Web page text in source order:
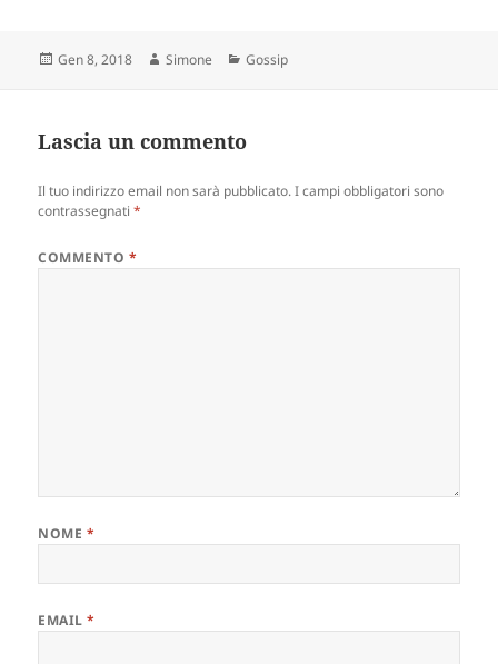
Scritto
Gen 8, 2018 Autore
Simone Categorie
Gossip
Lascia un commento
Il tuo indirizzo email non sarà pubblicato. I campi obbligatori sono
contrassegnati*
COMMENTO *
NOME *
EMAIL*